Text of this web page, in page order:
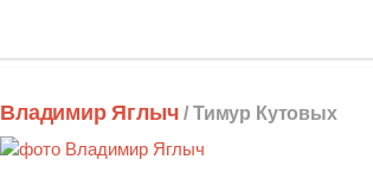
Владимир Яглыч / Тимур Кутовых